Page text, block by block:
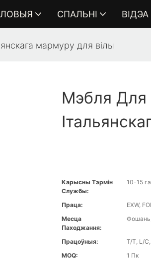
СПАЛЬНІ ВІДЭА
мармуру для вілы
Мэбля Для
Карысны Тэрмін
Службы:
10-15
Праца:
EXW,
Месца
Паходжання:
Працоўныя:
T/T, L/
MOQ:
1 Пк